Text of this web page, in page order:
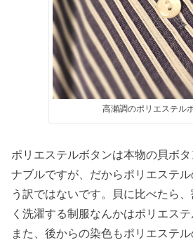
高瀬調のポリエステル
ポリエステルボタンは本物の貝ボ
ナブルですが、だからポリエステ
う訳ではないです。貝に比べたら
く洗濯する制服なんかはポリエステ
また、後からの染色もポリエステ